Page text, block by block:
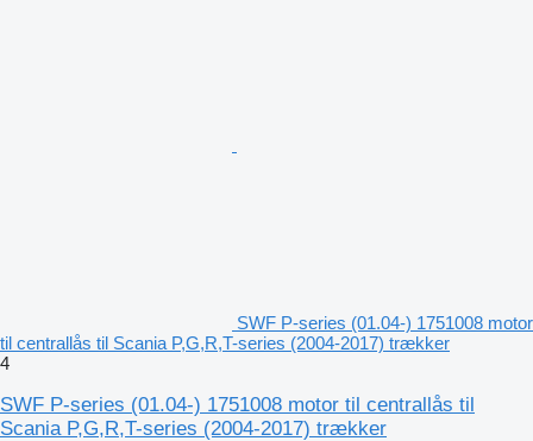
SWF P-series (01.04-) 1751008 motor
til centrallås til Scania P,G,R,T-series (2004-2017) trækker
4
SWF P-series (01.04-) 1751008 motor til centrallås til
Scania P,G,R,T-series (2004-2017) trækker